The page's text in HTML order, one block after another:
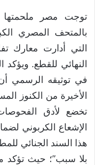
توجت مصر ملحمتها
بالمتحف المصري
التي أدارت معارك
النهائي للقطع. ويؤكد
في توثيقه الرسمي
الأخيرة من الكنوز
تخضع لأدق
الإشعاع الكربوني
هذا السند الجنائي
بلا سبب”؛ حيث تؤكد